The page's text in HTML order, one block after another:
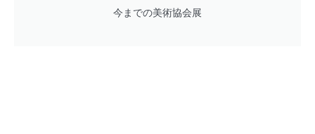
今までの美術協会展